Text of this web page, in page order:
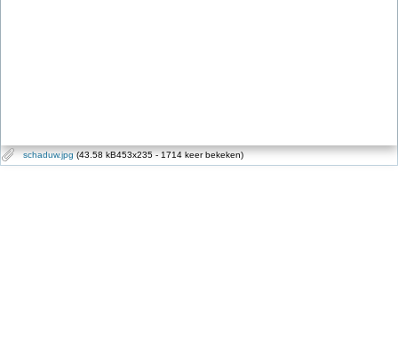
schaduw.jpg (43.58 kB453x235 - 1714 keer bekeken)